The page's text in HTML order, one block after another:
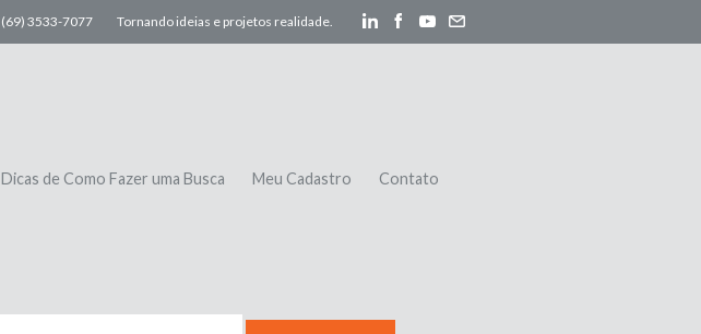
(69) 3533-7077 Tornando ideias e projetos realidade.
Dicas de Como Fazer uma Busca Meu Cadastro Contato